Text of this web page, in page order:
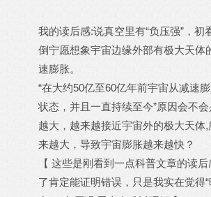
我的读后感:说真空里有“负压强”，初
倒宁愿想象宇宙边缘外部有极大天体
速膨胀。
“在大约50亿至60亿年前宇宙从减速
状态，并且一直持续至今”原因会不
越大，越来越接近宇宙外的极大天体
来越大，导致宇宙膨胀越来越快？
【 这些是刚看到一点科普文章的读
了肯定能证明错误，只是我实在觉得“